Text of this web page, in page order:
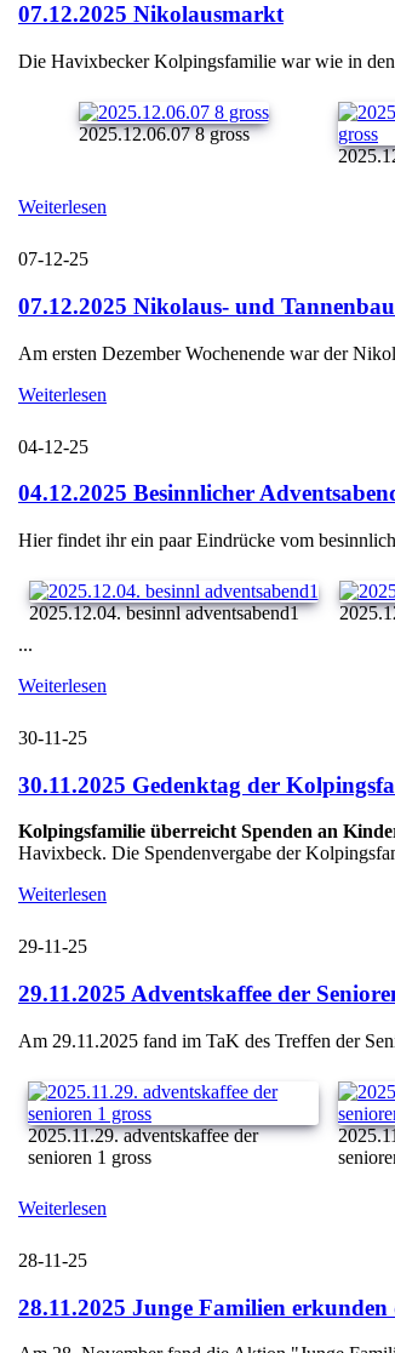
07.12.2025 Nikolausmarkt
Die Havixbecker Kolpingsfamilie war wie in den
2025.12.06.07 8 gross
Weiterlesen
07-12-25
07.12.2025 Nikolaus- und
Am ersten Dezember Wochenende war der
Weiterlesen
04-12-25
04.12.2025 Besinnlicher
Hier findet ihr ein paar Eindrücke vom
2025.12.04. besinnl adventsabend1
...
Weiterlesen
30-11-25
30.11.2025 Gedenktag der
Kolpingsfamilie überreicht Spenden an
Havixbeck. Die Spendenvergabe der
Weiterlesen
29-11-25
29.11.2025 Adventskaffee der
Am 29.11.2025 fand im TaK des Treffen der
2025.11.29. adventskaffee der
senioren 1 gross
Weiterlesen
28-11-25
28.11.2025 Junge Familien